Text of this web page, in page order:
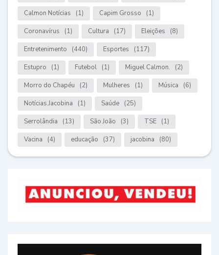
Calmon Notícias (1) Capim Grosso (1)
Coronavírus (1) Cultura (17) Eleições (8)
Entretenimento (440) Esportes (117)
Estupro (1) Futebol (1) Miguel Calmon. (2)
Morro do Chapéu (2) Mulheres (1) Música (6)
Notícias.Jacobina (1) Saúde (25)
Serrolândia (13) São João (3) TSE (1)
Vacina (4) educação (37) jacobina (80)